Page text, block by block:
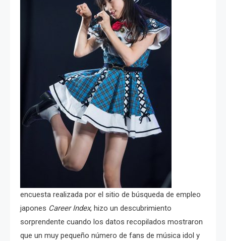
encuesta realizada por el sitio de búsqueda de empleo
japones Career Index, hizo un descubrimiento
sorprendente cuando los datos recopilados mostraron
que un muy pequeño número de fans de música idol y